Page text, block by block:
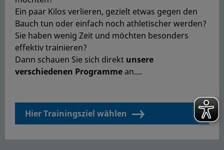
Ein paar Kilos verlieren, gezielt etwas gegen den
Bauch tun oder einfach noch athletischer werden?
Sie haben wenig Zeit und möchten besonders
effektiv trainieren?
Dann schauen Sie sich direkt unsere
verschiedenen Programmean....
Hier Trainingsziel wählen